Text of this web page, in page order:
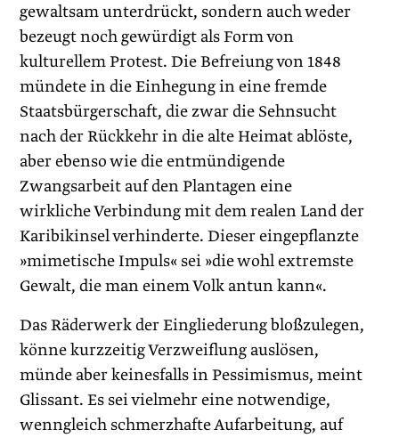
gewaltsam unterdrückt, sondern auch weder
bezeugt noch gewürdigt als Form von
kulturellem Protest. Die Befreiung von 1848
mündete in die Einhegung in eine fremde
Staatsbürgerschaft, die zwar die Sehnsucht
nach der Rückkehr in die alte Heimat ablöste,
aber ebenso wie die entmündigende
Zwangsarbeit auf den Plantagen eine
wirkliche Verbindung mit dem realen Land der
Karibikinsel verhinderte. Dieser eingepflanzte
»mimetische Impuls« sei »die wohl extremste
Gewalt, die man einem Volk antun kann«.
Das Räderwerk der Eingliederung bloßzulegen,
könne kurzzeitig Verzweiflung auslösen,
münde aber keinesfalls in Pessimismus, meint
Glissant. Es sei vielmehr eine notwendige,
wenngleich schmerzhafte Aufarbeitung, auf